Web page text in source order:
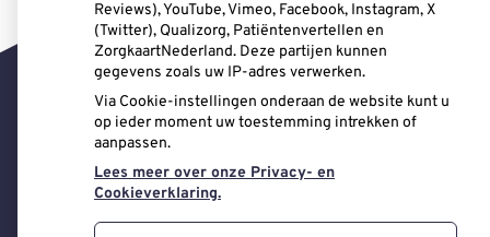
Uw Zorg Online|Beheer
onze
pagina
onze
paginapagina
Privacy verklaring|Cookie-instellingen
Reviews), YouTube, Vimeo, Facebook, Instagram, X
(Twitter), Qualizorg, Patiëntenvertellen en
ZorgkaartNederland. Deze partijen kunnen
gegevens zoals uw IP-adres verwerken.
Via Cookie-instellingen onderaan de website kunt u
op ieder moment uw toestemming intrekken of
aanpassen.
Lees meer over onze Privacy- en
Cookieverklaring.